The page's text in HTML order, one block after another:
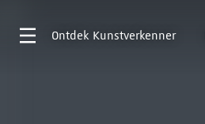
Ontdek Kunstverkenner